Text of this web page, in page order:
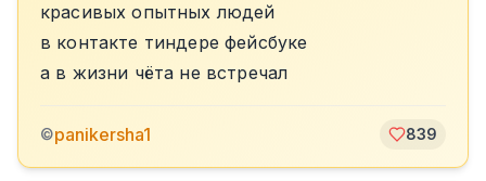
красивых опытных людей
в контакте тиндере фейсбуке
а в жизни чёта не встречал
©panikersha1 839